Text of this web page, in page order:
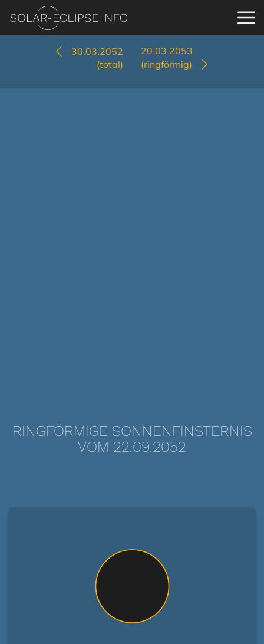
30.03.2052
(total)
20.03.2053
(ringförmig)
RINGFÖRMIGE SONNENFINSTERNIS
VOM 22.09.2052